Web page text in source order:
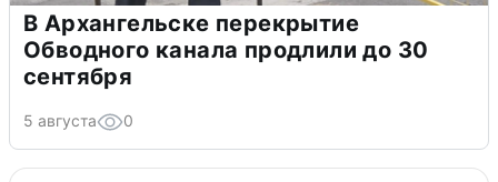
В Архангельске перекрытие
Обводного канала продлили до 30
сентября
5 августа 0